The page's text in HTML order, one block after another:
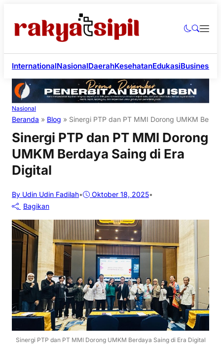
InternationalNasionalDaerahKesehatanEdukasiBusiness
Nasional
Beranda » Blog » Sinergi PTP dan PT MMI Dorong UMKM
Sinergi PTP dan PT MMI Dorong
UMKM Berdaya Saing di Era
Digital
By Udin Udin Fadilah• Oktober 18, 2025•
Bagikan
Sinergi PTP dan PT MMI Dorong UMKM Berdaya Saing di Era Digital